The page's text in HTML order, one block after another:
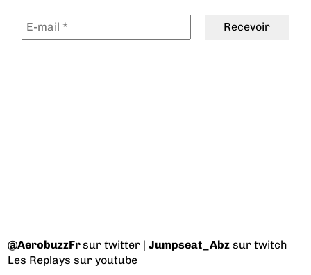
@AerobuzzFrsur twitter |Jumpseat_Abz sur twitch
Les Replays sur youtube